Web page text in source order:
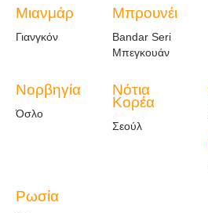
Μιανμάρ
Γιανγκόν
Μπρουνέι
Bandar Seri
Μπεγκουάν
Νορβηγία
Όσλο
Νότια
Κορέα
Σεούλ
Ρωσία